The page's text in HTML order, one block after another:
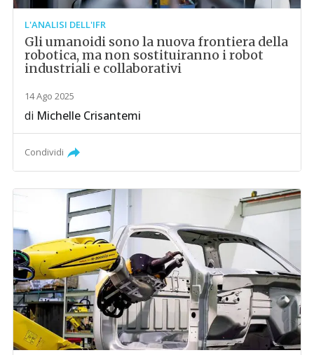
L'ANALISI DELL'IFR
Gli umanoidi sono la nuova frontiera della
robotica, ma non sostituiranno i robot
industriali e collaborativi
14 Ago 2025
di Michelle Crisantemi
Condividi